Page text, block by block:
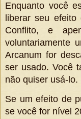
Enquanto você
liberar seu
Conflito, e
voluntariamente
Arcanum for
ser usado. Você
não quiser usá-lo.
Se um efeito de
se você for nível